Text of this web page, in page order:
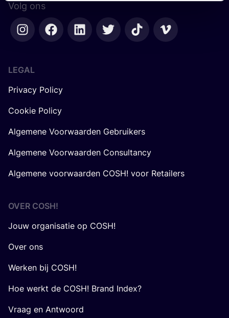
Volg ons
LEGAL
Privacy Policy
Cookie Policy
Algemene Voorwaarden Gebruikers
Algemene Voorwaarden Consultancy
Algemene voorwaarden COSH! voor Retailers
OVER COSH!
Jouw organisatie op COSH!
Over ons
Werken bij COSH!
Hoe werkt de COSH! Brand Index?
Vraag en Antwoord